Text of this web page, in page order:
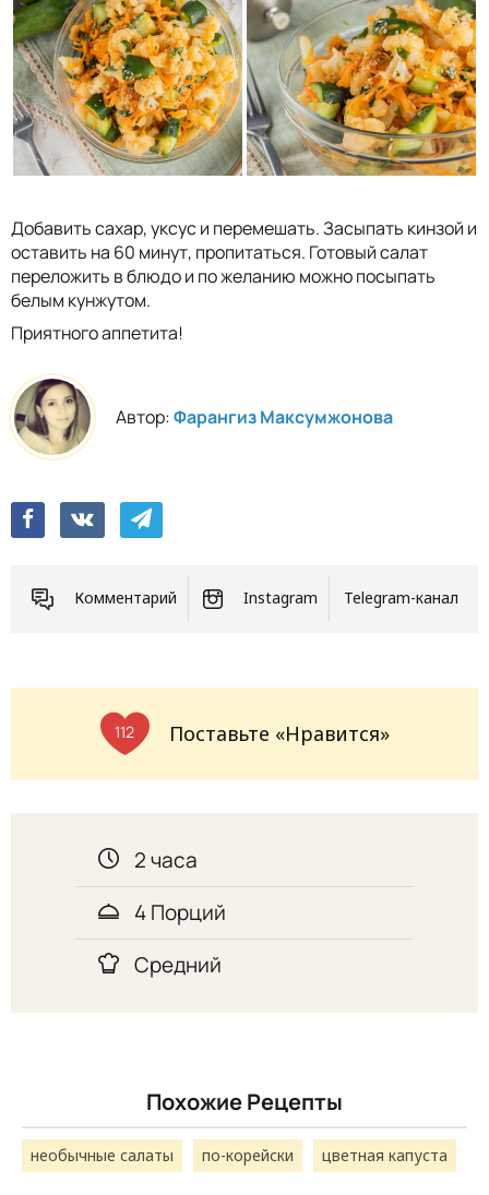
Добавить сахар, уксус и перемешать. Засыпать кинзой и
оставить на 60 минут, пропитаться. Готовый салат
переложить в блюдо и по желанию можно посыпать
белым кунжутом.
Приятного аппетита!
Автор:Фарангиз Максумжонова
Комментарий Instagram Telegram-канал
112 Поставьте «Нравится»
2 часа
4 Порций
Средний
Похожие Рецепты
необычные салаты по-корейски цветная капуста